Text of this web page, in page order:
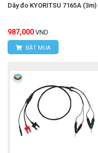
Dây đo KYORITSU 7165A (3m)
987,000 VND
ĐẶT MUA